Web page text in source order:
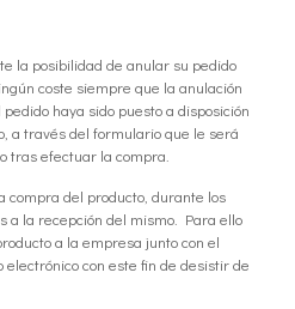
la posibilidad de anular su pedido
coste siempre que la anulación
haya sido puesto a disposición
a través del formulario que le será
tras efectuar la compra.
compra del producto, durante los
a la recepción del mismo. Para ello
a la empresa junto con el
con este fin de desistir de